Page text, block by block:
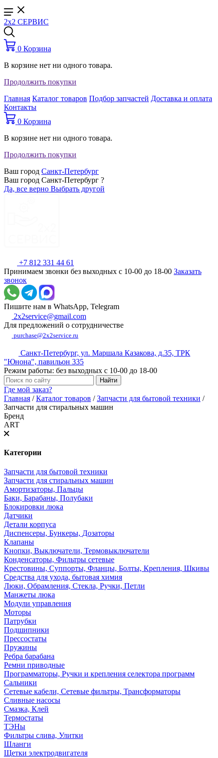
2x2 СЕРВИС
0 Корзина
В корзине нет ни одного товара.
Продолжить покупки
Главная Каталог товаров Подбор запчастей Доставка и оплата
Контакты
0 Корзина
В корзине нет ни одного товара.
Продолжить покупки
Ваш город Санкт-Петербург
Ваш город Санкт-Петербург ?
Да, все верно Выбрать другой
+7 812 331 44 61
Принимаем звонки без выходных с 10-00 до 18-00 Заказать
звонок
Пишите нам в WhatsApp, Telegram
2x2service@gmail.com
Для предложений о сотрудничестве
purchase@2x2service.ru
Санкт-Петербург, ул. Маршала Казакова, д.35, ТРК
"Юнона", павильон 335
Режим работы: без выходных с 10-00 до 18-00
Где мой заказ?
Главная /Каталог товаров /Запчасти для бытовой техники /
Запчасти для стиральных машин
Бренд
ART
Категории
Запчасти для бытовой техники
Запчасти для стиральных машин
Амортизаторы, Пальцы
Баки, Барабаны, Полубаки
Блокировки люка
Датчики
Детали корпуса
Диспенсеры, Бункеры, Дозаторы
Клапаны
Кнопки, Выключатели, Термовыключатели
Конденсаторы, Фильтры сетевые
Крестовины, Суппорты, Фланцы, Болты, Крепления, Шкивы
Средства для ухода, бытовая химия
Люки, Обрамления, Стекла, Ручки, Петли
Манжеты люка
Модули управления
Моторы
Патрубки
Подшипники
Прессостаты
Пружины
Ребра барабана
Ремни приводные
Программаторы, Ручки и крепления селектора программ
Сальники
Сетевые кабели, Сетевые фильтры, Трансформаторы
Сливные насосы
Смазка, Клей
Термостаты
ТЭНы
Фильтры слива, Улитки
Шланги
Щетки электродвигателя